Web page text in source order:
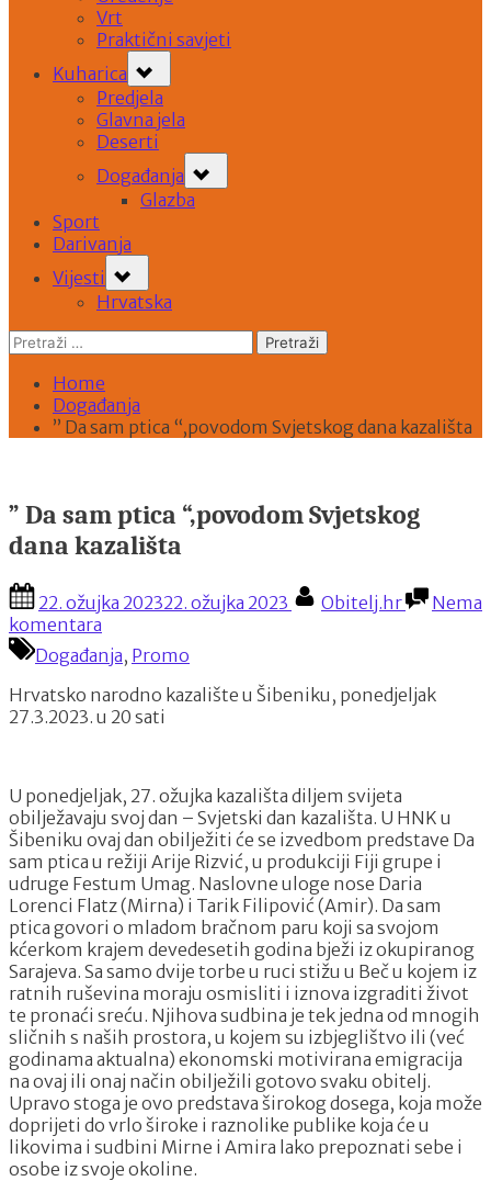
Vrt
Praktični savjeti
Kuharica
sub-
menu
Predjela
Glavna jela
Deserti
Događanja
sub-
menu
Glazba
Sport
Darivanja
Vijesti
sub-
menu
Hrvatska
Pretraži:
Home
Događanja
” Da sam ptica “,povodom Svjetskog dana kazališta
” Da sam ptica “,povodom Svjetskog
dana kazališta
Posted
on
22. ožujka 202322. ožujka 2023 By
Obitelj.hr
Nema
komentara
Da
sam
ptica
kazališta
Događanja, Promo
Hrvatsko narodno kazalište u Šibeniku, ponedjeljak
27.3.2023. u 20 sati
U ponedjeljak, 27. ožujka kazališta diljem svijeta
obilježavaju svoj dan – Svjetski dan kazališta. U HNK u
Šibeniku ovaj dan obilježiti će se izvedbom predstave Da
sam ptica u režiji Arije Rizvić, u produkciji Fiji grupe i
udruge Festum Umag. Naslovne uloge nose Daria
Lorenci Flatz (Mirna) i Tarik Filipović (Amir). Da sam
ptica govori o mladom bračnom paru koji sa svojom
kćerkom krajem devedesetih godina bježi iz okupiranog
Sarajeva. Sa samo dvije torbe u ruci stižu u Beč u kojem iz
ratnih ruševina moraju osmisliti i iznova izgraditi život
te pronaći sreću. Njihova sudbina je tek jedna od mnogih
sličnih s naših prostora, u kojem su izbjeglištvo ili (već
godinama aktualna) ekonomski motivirana emigracija
na ovaj ili onaj način obilježili gotovo svaku obitelj.
Upravo stoga je ovo predstava širokog dosega, koja može
doprijeti do vrlo široke i raznolike publike koja će u
likovima i sudbini Mirne i Amira lako prepoznati sebe i
osobe iz svoje okoline.